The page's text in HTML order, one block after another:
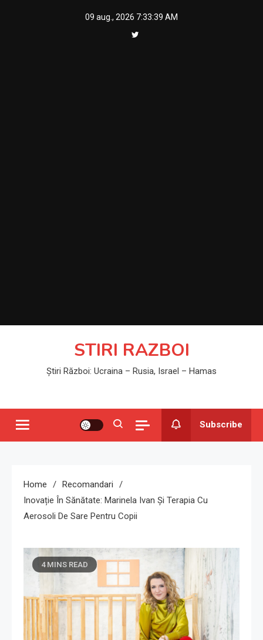
09 aug., 2026 7:33:40 AM
STIRI RAZBOI
Știri Război: Ucraina – Rusia, Israel – Hamas
Subscribe
Home
Recomandari
Inovație În Sănătate: Marinela Ivan Și Terapia Cu
Aerosoli De Sare Pentru Copii
4 MINS READ